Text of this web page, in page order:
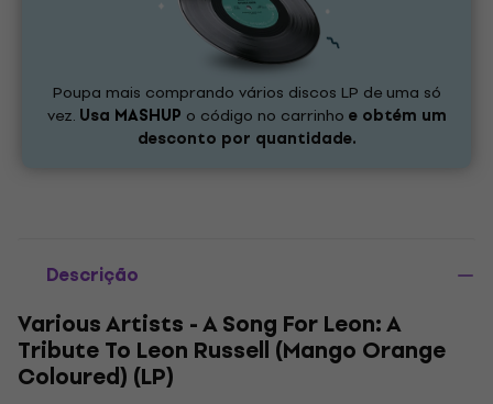
Poupa mais comprando vários discos LP de uma só
vez. Usa MASHUP o código no carrinho e obtém um
desconto por quantidade.
Descrição
Various Artists - A Song For Leon: A
Tribute To Leon Russell (Mango Orange
Coloured) (LP)